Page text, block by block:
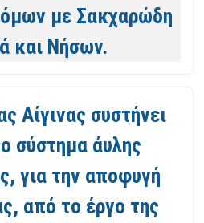
με Σακχαρώδη
και Νήσων.
Αίγινας συστήνει
σύστημα άυλης
για την αποφυγή
από το έργο της